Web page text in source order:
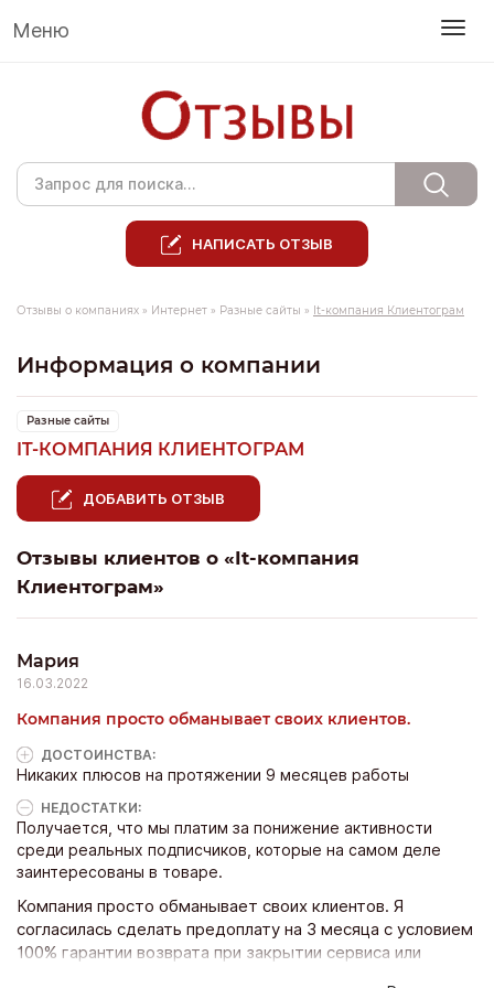
Меню
НАПИСАТЬ ОТЗЫВ
Отзывы о компаниях » Интернет » Разные сайты » It-компания Клиентограм
Информация о компании
Разные сайты
IT-КОМПАНИЯ КЛИЕНТОГРАМ
ДОБАВИТЬ ОТЗЫВ
Отзывы клиентов о «It-компания
Клиентограм»
Мария
16.03.2022
Компания просто обманывает своих клиентов.
ДОСТОИНCТВА:
Никаких плюсов на протяжении 9 месяцев работы
НЕДОСТАТКИ:
Получается, что мы платим за понижение активности
среди реальных подписчиков, которые на самом деле
заинтересованы в товаре.
Компания просто обманывает своих клиентов. Я
согласилась сделать предоплату на 3 месяца с условием
100% гарантии возврата при закрытии сервиса или